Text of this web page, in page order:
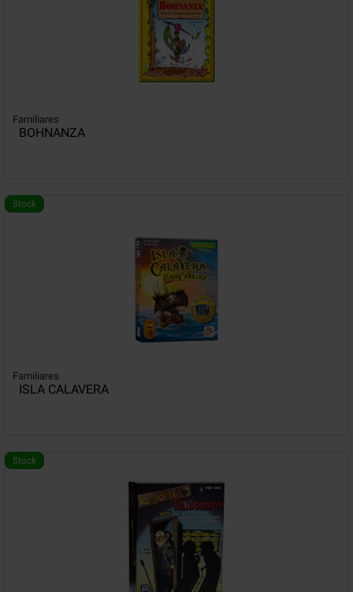
Familiares
BOHNANZA
Stock
Familiares
ISLA CALAVERA
Stock